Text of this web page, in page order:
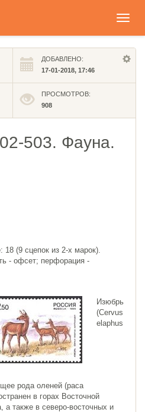
ДОБАВЛЕНО:
17-01-2018, 17:46
ПРОСМОТРОВ:
908
503. Фауна.
18 (9 сцепок из 2-х марок).
- офсет; перфорация -
Изюбрь
(Cervus
elaphus
рода оленей (раса
в горах Восточной
а также в северо-восточных и